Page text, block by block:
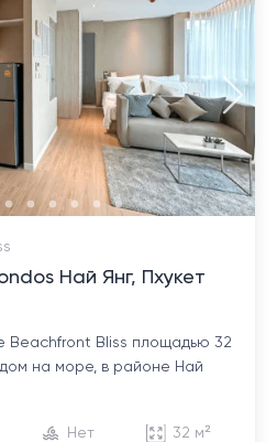
Най Янг, Пхукет
Beachfront Bliss площадью 32
на море, в районе Най
Нет 32 м²